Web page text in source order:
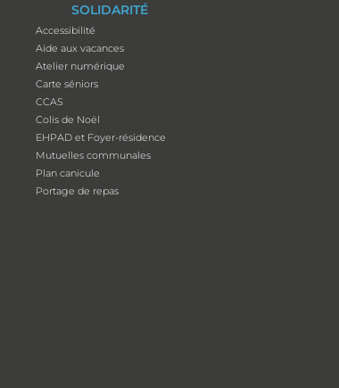
SOLIDARITÉ
Accessibilité
Aide aux vacances
Atelier numérique
Carte séniors
CCAS
Colis de Noël
EHPAD et Foyer-résidence
Mutuelles communales
Plan canicule
Portage de repas